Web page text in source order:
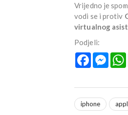
Vrijedno je
vodi se i protiv
virtualnog
Podjeli:
Facebook
iphone